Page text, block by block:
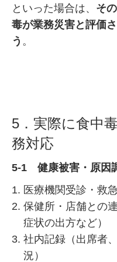
といった場合は、 そ
毒が業務災害と評価
う 。
5．実際に食中
務対応
5-1 健康被害・原因
医療機関受診・救
保健所・店舗との
症状の出方など）
社内記録（出席者
況）